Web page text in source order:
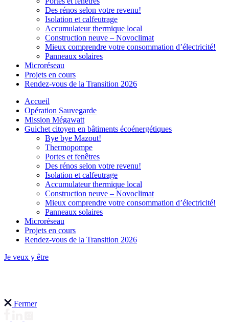
Des rénos selon votre revenu!
Isolation et calfeutrage
Accumulateur thermique local
Construction neuve – Novoclimat
Mieux comprendre votre consommation d’électricité!
Panneaux solaires
Microréseau
Projets en cours
Rendez-vous de la Transition 2026
Accueil
Opération Sauvegarde
Mission Mégawatt
Guichet citoyen en bâtiments écoénergétiques
Bye bye Mazout!
Thermopompe
Portes et fenêtres
Des rénos selon votre revenu!
Isolation et calfeutrage
Accumulateur thermique local
Construction neuve – Novoclimat
Mieux comprendre votre consommation d’électricité!
Panneaux solaires
Microréseau
Projets en cours
Rendez-vous de la Transition 2026
Je veux y être
Fermer